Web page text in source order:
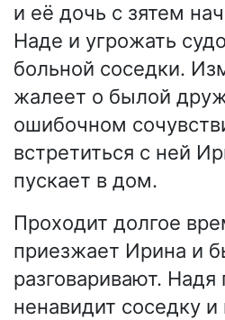
и её дочь с зятем
Наде и угрожать
больной соседки.
жалеет о былой
ошибочном
встретиться с ней
пускает в дом.
Проходит долгое
приезжает Ирина и
разговаривают. Надя
ненавидит соседку